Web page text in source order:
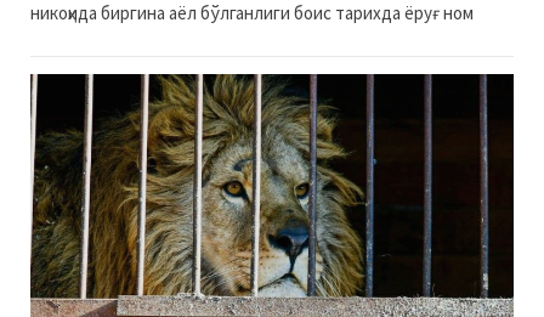
никоҳида биргина аёл бўлганлиги боис тарихда ёруғ ном